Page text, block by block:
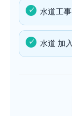
水道工
水道 加